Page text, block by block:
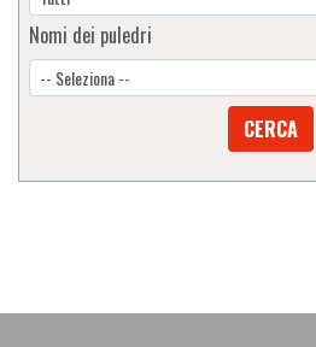
Nomi dei puledri
CERCA